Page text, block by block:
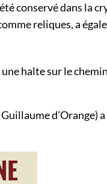
conservé dans la
reliques, a
halte sur le
Guillaume d’Orange)